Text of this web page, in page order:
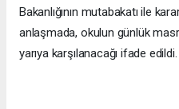
Bakanlığının mutabakatı ile
anlaşmada, okulun günlük
yarıya karşılanacağı ifade edildi.